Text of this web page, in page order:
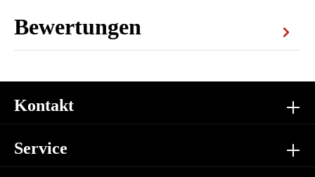
Bewertungen
Kontakt
Service